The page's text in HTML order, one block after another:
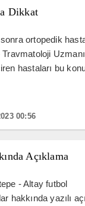
Dikkat
ortopedik
hastaları bu
00:56
Açıklama
- Altay futbol
hakkında yazılı